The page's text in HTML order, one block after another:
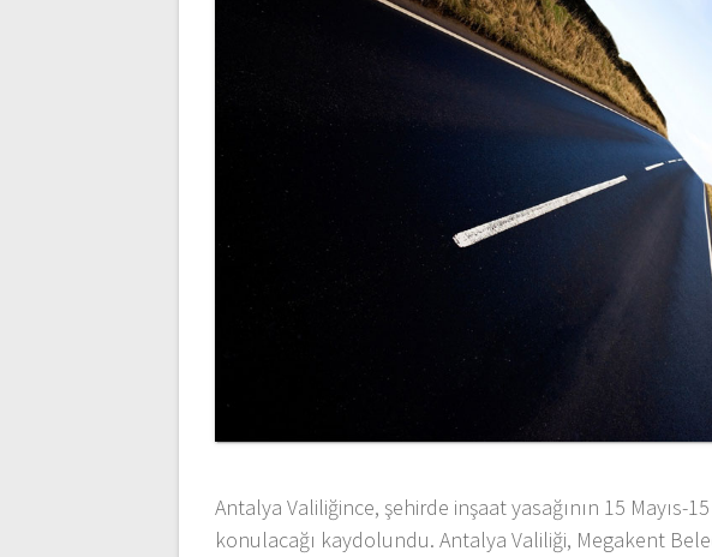
Antalya Valiliğince, şehirde inşaat yasağının 15 Mayıs-
konulacağı kaydolundu. Antalya Valiliği, Megakent